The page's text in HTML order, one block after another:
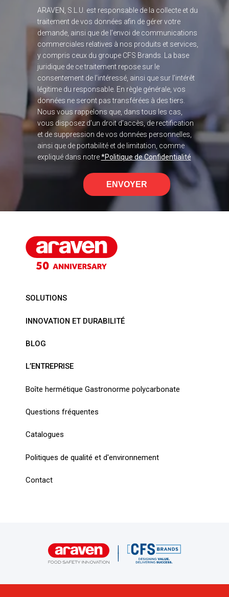
ARAVEN, S.L.U. est responsable de la collecte et du
traitement de vos données afin de gérer votre
demande, ainsi que de l’envoi de communications
commerciales relatives à nos produits et services,
y compris ceux du groupe CFS Brands. La base
juridique de ce traitement repose sur le
consentement de l’intéressé, ainsi que sur l’intérêt
légitime du responsable. En règle générale, vos
données ne seront pas transférées à des tiers.
Nous vous rappelons que, dans tous les cas,
vous disposez d’un droit d’accès, de rectification
et de suppression de vos données personnelles,
ainsi que de portabilité et de limitation, comme
expliqué dans notre*Politique de Confidentialité
ENVOYER
SOLUTIONS
INNOVATION ET DURABILITÉ
BLOG
L’ENTREPRISE
Boîte hermétique Gastronorme polycarbonate
Questions fréquentes
Catalogues
Politiques de qualité et d'environnement
Contact